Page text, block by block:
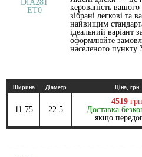
керованість
зібрані легкові та
найвищим
ідеальний варіант
оформлюйте
населеного пункту
Ширина Діаметр Ціна, грн
11.75 22.5
4519 грн
Доставка
якщо